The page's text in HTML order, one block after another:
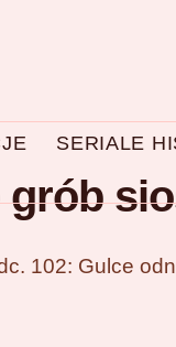
SERIALE
grób
102: Gulce